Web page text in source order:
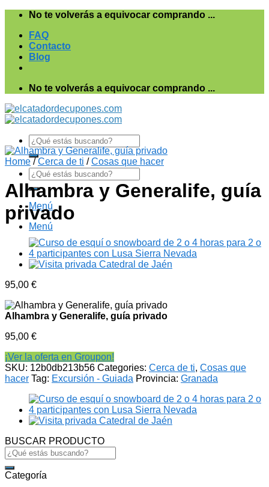
Saltar
contenido
No te volverás a equivocar comprando ...
FAQ
Contacto
Blog
No te volverás a equivocar comprando ...
Search
for:
Search
for:
Menú
Menú
Home / Cerca de ti / Cosas que hacer
Alhambra y Generalife, guía
privado
95,00 €
Alhambra y Generalife, guía privado
95,00 €
¡Ver la oferta en Groupon!
SKU: 12b0db213b56 Categories: Cerca de ti, Cosas que
hacer Tag: Excursión - Guiada Provincia: Granada
BUSCAR PRODUCTO
Search
for:
Categoría